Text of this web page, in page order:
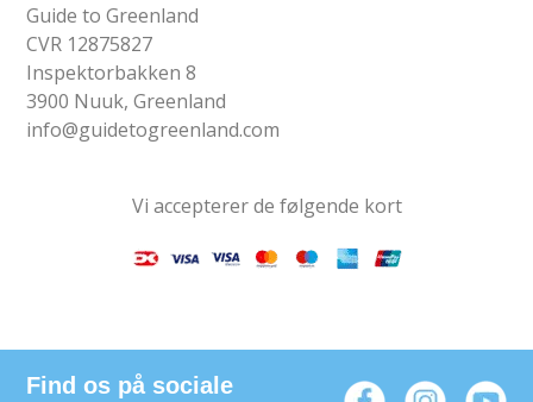
Guide to Greenland
CVR 12875827
Inspektorbakken 8
3900 Nuuk, Greenland
info@guidetogreenland.com
Vi accepterer de følgende kort
Find os på sociale